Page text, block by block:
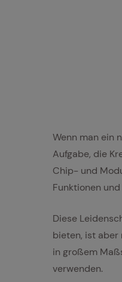
Wenn man ein
Aufgabe, die
Chip- und
Funktionen
Diese
bieten, ist aber
in großem
verwenden.